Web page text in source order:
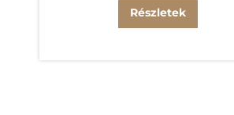
Részletek